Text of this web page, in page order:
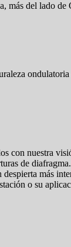
más del lado
con nuestra
de
más
o su